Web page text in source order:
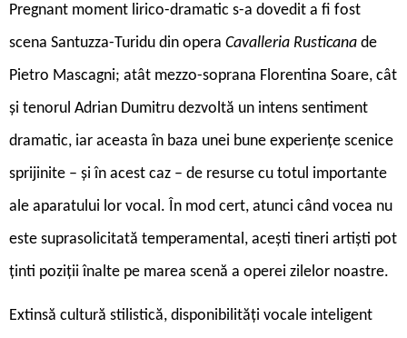
Pregnant moment lirico-dramatic s-a dovedit a fi fost
scena Santuzza-Turidu din opera Cavalleria Rusticana de
Pietro Mascagni; atât mezzo-soprana Florentina Soare, cât
și tenorul Adrian Dumitru dezvoltă un intens sentiment
dramatic, iar aceasta în baza unei bune experiențe scenice
sprijinite – și în acest caz – de resurse cu totul importante
ale aparatului lor vocal. În mod cert, atunci când vocea nu
este suprasolicitată temperamental, acești tineri artiști pot
ținti poziții înalte pe marea scenă a operei zilelor noastre.
Extinsă cultură stilistică, disponibilități vocale inteligent